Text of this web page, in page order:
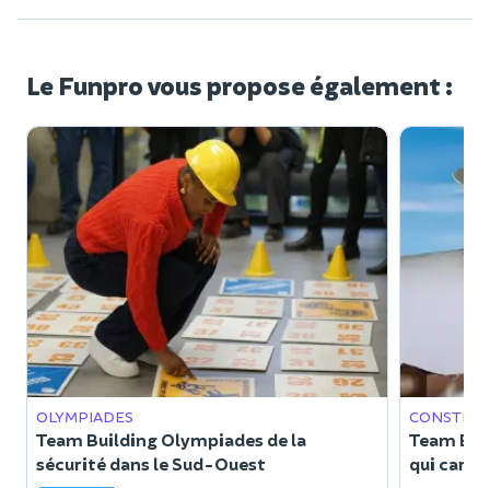
Le Funpro vous propose également :
OLYMPIADES
Team Building Olympiades de la
sécurité dans le Sud-Ouest
Team
qui